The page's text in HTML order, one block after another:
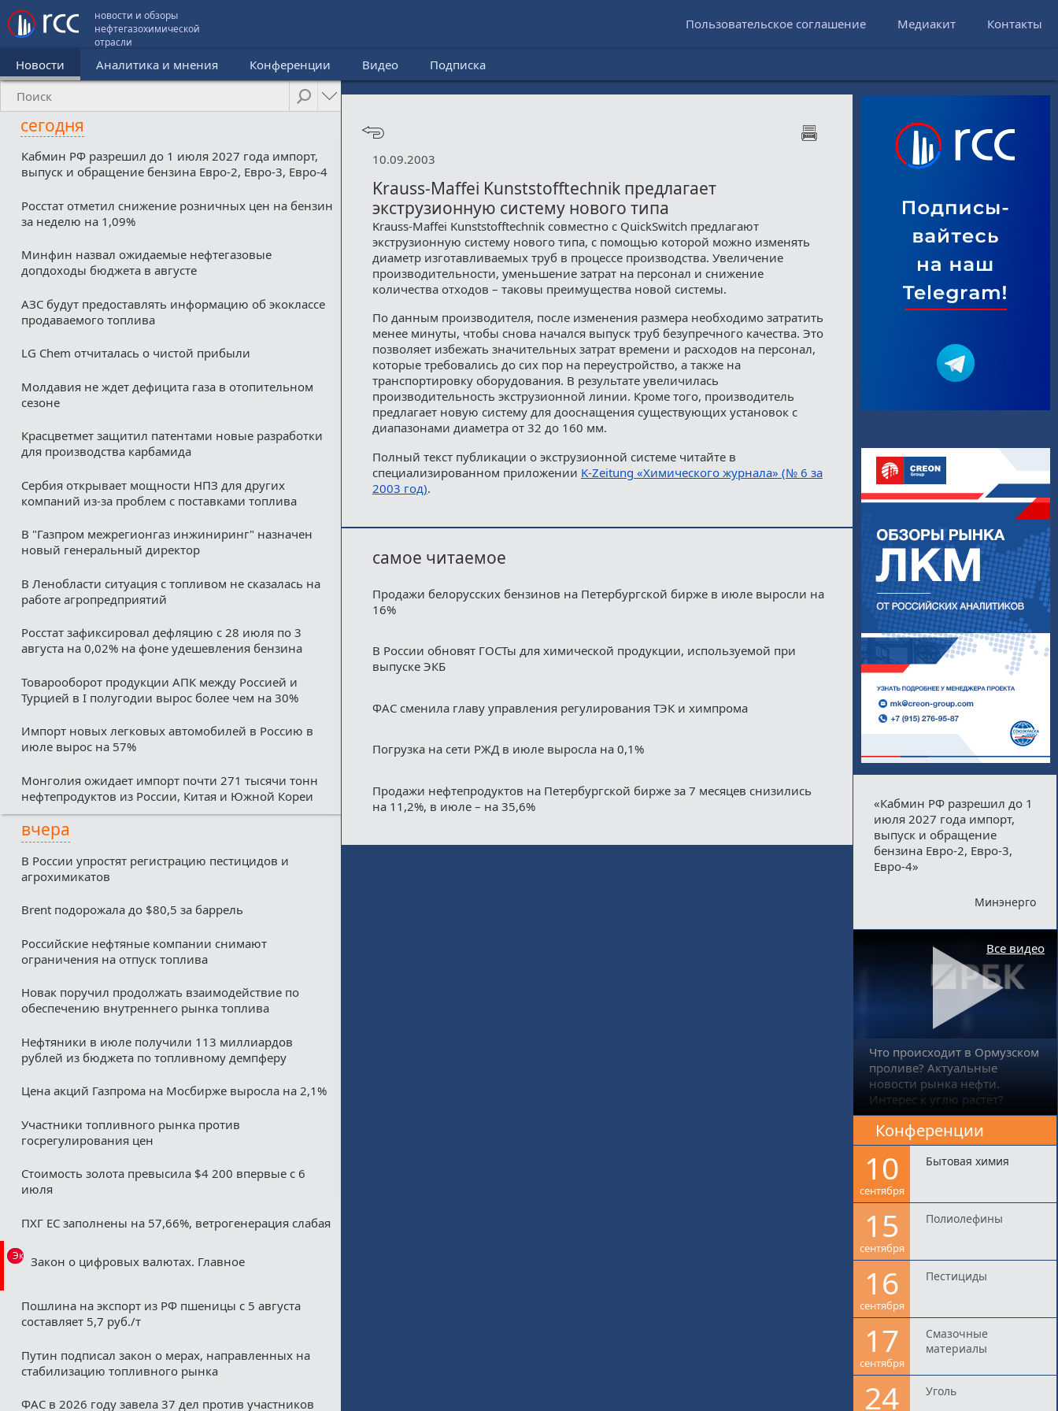
новости и обзоры
нефтегазохимической
отрасли
Пользовательское соглашение Медиакит Контакты
Новости Аналитика и мнения Конференции Видео Подписка
сегодня
Кабмин РФ разрешил до 1 июля 2027 года импорт,
выпуск и обращение бензина Евро-2, Евро-3, Евро-4
Росстат отметил снижение розничных цен на бензин
за неделю на 1,09%
Минфин назвал ожидаемые нефтегазовые
допдоходы бюджета в августе
АЗС будут предоставлять информацию об экоклассе
продаваемого топлива
LG Chem отчиталась о чистой прибыли
Молдавия не ждет дефицита газа в отопительном
сезоне
Красцветмет защитил патентами новые разработки
для производства карбамида
Сербия открывает мощности НПЗ для других
компаний из‑за проблем с поставками топлива
В "Газпром межрегионгаз инжиниринг" назначен
новый генеральный директор
В Ленобласти ситуация с топливом не сказалась на
работе агропредприятий
Росстат зафиксировал дефляцию с 28 июля по 3
августа на 0,02% на фоне удешевления бензина
Товарооборот продукции АПК между Россией и
Турцией в I полугодии вырос более чем на 30%
Импорт новых легковых автомобилей в Россию в
июле вырос на 57%
Монголия ожидает импорт почти 271 тысячи тонн
нефтепродуктов из России, Китая и Южной Кореи
вчера
В России упростят регистрацию пестицидов и
агрохимикатов
Brent подорожала до $80,5 за баррель
Российские нефтяные компании снимают
ограничения на отпуск топлива
Новак поручил продолжать взаимодействие по
обеспечению внутреннего рынка топлива
Нефтяники в июле получили 113 миллиардов
рублей из бюджета по топливному демпферу
Цена акций Газпрома на Мосбирже выросла на 2,1%
Участники топливного рынка против
госрегулирования цен
Стоимость золота превысила $4 200 впервые с 6
июля
ПХГ ЕС заполнены на 57,66%, ветрогенерация слабая
Эксклюзив
Закон о цифровых валютах. Главное
Пошлина на экспорт из РФ пшеницы с 5 августа
составляет 5,7 руб./т
Путин подписал закон о мерах, направленных на
стабилизацию топливного рынка
ФАС в 2026 году завела 37 дел против участников
10.09.2003
Krauss-Maffei Kunststofftechnik предлагает
экструзионную систему нового типа
Krauss-Maffei Kunststofftechnik совместно с QuickSwitch предлагают
экструзионную систему нового типа, с помощью которой можно изменять
диаметр изготавливаемых труб в процессе производства. Увеличение
производительности, уменьшение затрат на персонал и снижение
количества отходов – таковы преимущества новой системы.
По данным производителя, после изменения размера необходимо затратить
менее минуты, чтобы снова начался выпуск труб безупречного качества. Это
позволяет избежать значительных затрат времени и расходов на персонал,
которые требовались до сих пор на переустройство, а также на
транспортировку оборудования. В результате увеличилась
производительность экструзионной линии. Кроме того, производитель
предлагает новую систему для дооснащения существующих установок с
диапазонами диаметра от 32 до 160 мм.
Полный текст публикации о экструзионной системе читайте в
специализированном приложении K-Zeitung «Химического журнала» (№ 6 за
2003 год).
самое читаемое
Продажи белорусских бензинов на Петербургской бирже в июле выросли на
16%
В России обновят ГОСТы для химической продукции, используемой при
выпуске ЭКБ
ФАС сменила главу управления регулирования ТЭК и химпрома
Погрузка на сети РЖД в июле выросла на 0,1%
Продажи нефтепродуктов на Петербургской бирже за 7 месяцев снизились
на 11,2%, в июле – на 35,6%
«Кабмин РФ разрешил до 1
июля 2027 года импорт,
выпуск и обращение
бензина Евро-2, Евро-3,
Евро-4»
Минэнерго
Что происходит в Ормузском
проливе? Актуальные
новости рынка нефти.
Интерес к углю растёт?
Все видео
Конференции
10
сентября
Бытовая химия
15
сентября
Полиолефины
16
сентября
Пестициды
17
сентября
Смазочные
материалы
24 Уголь